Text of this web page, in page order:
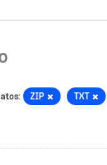
ZIP TXT